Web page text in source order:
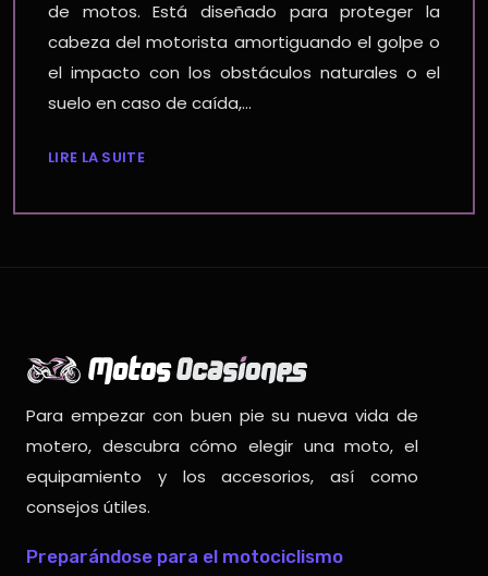
de motos. Está diseñado para proteger la
cabeza del motorista amortiguando el golpe o
el impacto con los obstáculos naturales o el
suelo en caso de caída,…
LIRE LA SUITE
Para empezar con buen pie su nueva vida de
motero, descubra cómo elegir una moto, el
equipamiento y los accesorios, así como
consejos útiles.
Preparándose para el motociclismo